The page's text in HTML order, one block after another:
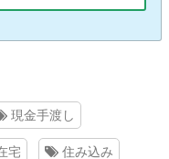
現金手渡し
宅 住み込み